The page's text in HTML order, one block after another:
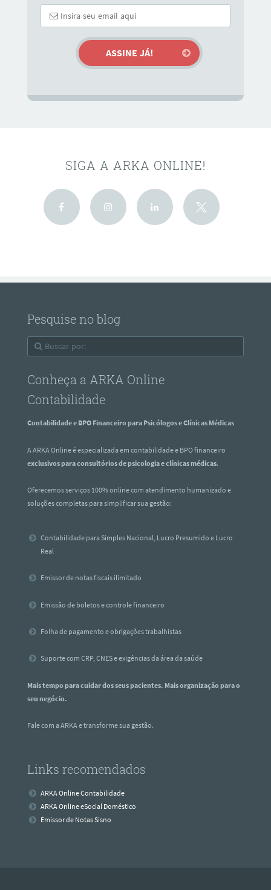
SIGA A ARKA ONLINE!
Pesquise no blog
Conheça a ARKA Online
Contabilidade
Contabilidade e BPO Financeiro para Psicólogos e Clínicas Médicas
A ARKA Online é especializada em contabilidade e BPO financeiro
exclusivos para consultórios de psicologia e clínicas médicas.
Oferecemos serviços 100% online com atendimento humanizado e
soluções completas para simplificar sua gestão:
Contabilidade para Simples Nacional, Lucro Presumido e Lucro
Real
Emissor de notas fiscais ilimitado
Emissão de boletos e controle financeiro
Folha de pagamento e obrigações trabalhistas
Suporte com CRP, CNES e exigências da área da saúde
Mais tempo para cuidar dos seus pacientes. Mais organização para o
seu negócio.
Fale com a ARKA e transforme sua gestão.
Links recomendados
ARKA Online Contabilidade
ARKA Online eSocial Doméstico
Emissor de Notas Sisno